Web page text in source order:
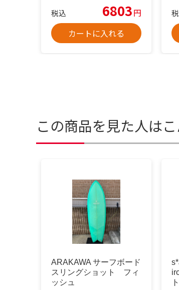
税込 6803円
カートに入れる
この商品を見た人は
ARAKAWA サーフボード
スリングショット フィ
ッシュ
ト